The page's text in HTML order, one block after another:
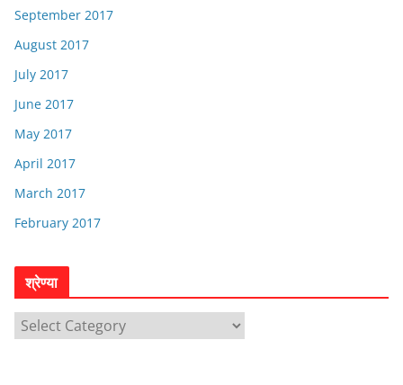
September 2017
August 2017
July 2017
June 2017
May 2017
April 2017
March 2017
February 2017
श्रेण्या
श्रे
ण्या